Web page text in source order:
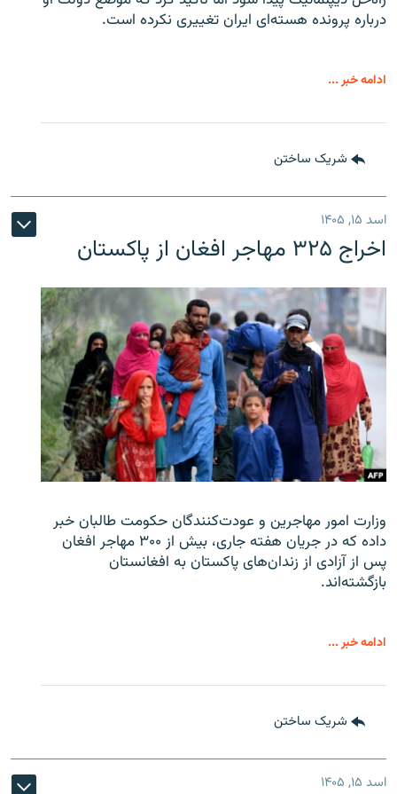
درباره پرونده هسته‌ای ایران تغییری نکرده است.
ادامه خبر ...
شریک ساختن
اسد ۱۵, ۱۴۰۵
اخراج ۳۲۵ مهاجر افغان از پاکستان
وزارت امور مهاجرین و عودت‌کنندگان حکومت طالبان خبر
داده که در جریان هفته جاری، بیش از ۳۰۰ مهاجر افغان
پس از آزادی از زندان‌های پاکستان به افغانستان
بازگشته‌اند.
ادامه خبر ...
شریک ساختن
اسد ۱۵, ۱۴۰۵